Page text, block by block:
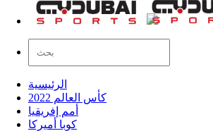
الرئيسية
كأس العالم 2022
أمم إفريقيا
كوبا أميركا